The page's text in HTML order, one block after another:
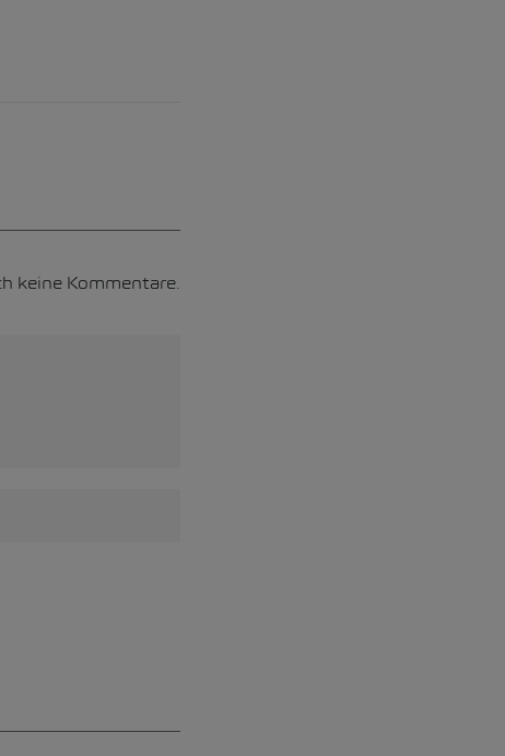
keine Kommentare.